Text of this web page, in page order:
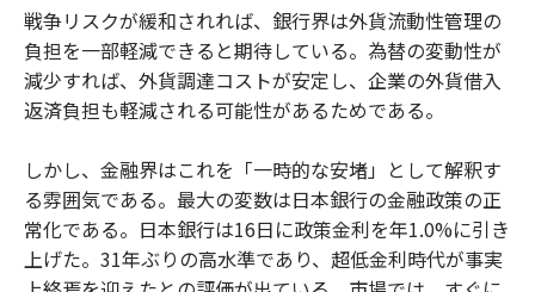
戦争リスクが緩和されれば、銀行界は外貨流動性管理の
負担を一部軽減できると期待している。為替の変動性が
減少すれば、外貨調達コストが安定し、企業の外貨借入
返済負担も軽減される可能性があるためである。
しかし、金融界はこれを「一時的な安堵」として解釈す
る雰囲気である。最大の変数は日本銀行の金融政策の正
常化である。日本銀行は16日に政策金利を年1.0%に引き
上げた。31年ぶりの高水準であり、超低金利時代が事実